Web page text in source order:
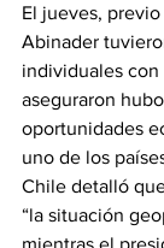
El jueves,
Abinader
individuales
aseguraron
oportunidades
uno de los
Chile detalló
“la situación
mientras el